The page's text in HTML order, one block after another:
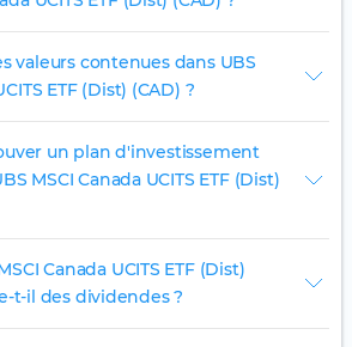
valeurs contenues dans UBS
ETF (Dist) (CAD) ?
un plan d'investissement
MSCI Canada UCITS ETF (Dist)
Canada UCITS ETF (Dist)
t-il des dividendes ?